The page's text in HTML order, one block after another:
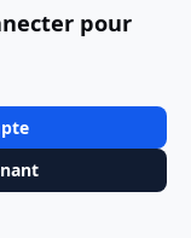
pour